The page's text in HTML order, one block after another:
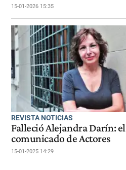
15-01-2026 15:35
REVISTA NOTICIAS
Falleció Alejandra Darín: el
comunicado de Actores
15-01-2025 14:29